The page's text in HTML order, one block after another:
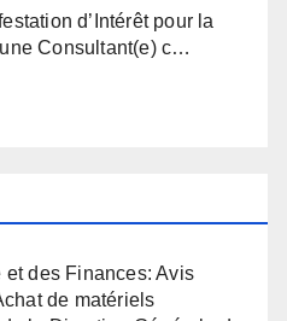
d’Intérêt pour la
Consultant(e) c…
et des Finances: Avis
de matériels